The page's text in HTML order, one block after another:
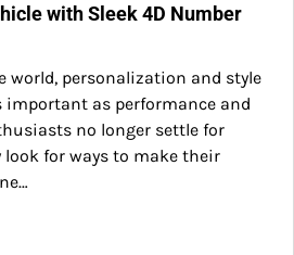
with Sleek 4D Number
world, personalization and style
important as performance and
no longer settle for
for ways to make their